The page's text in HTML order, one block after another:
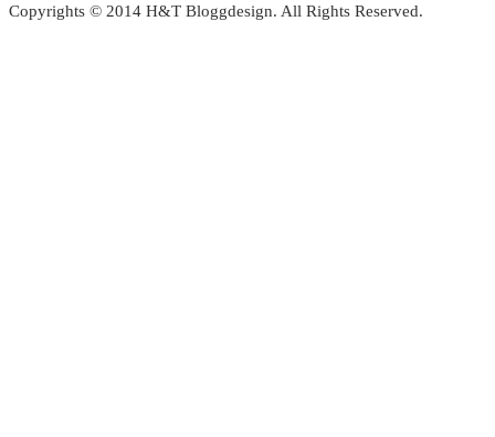
Copyrights © 2014 H&T Bloggdesign. All Rights Reserved.